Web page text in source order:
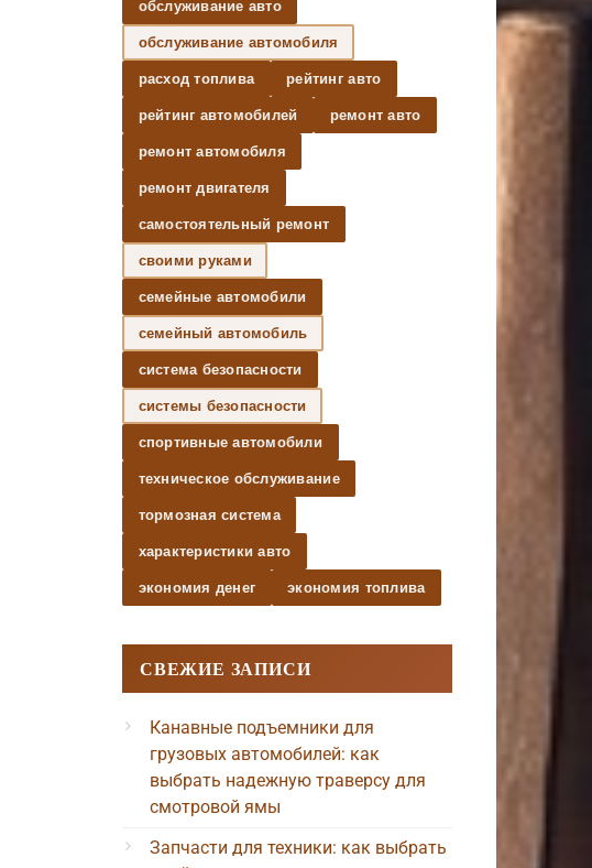
обслуживание авто
обслуживание автомобиля
расход топлива рейтинг авто
рейтинг автомобилей ремонт авто
ремонт автомобиля
ремонт двигателя
самостоятельный ремонт
своими руками
семейные автомобили
семейный автомобиль
система безопасности
системы безопасности
спортивные автомобили
техническое обслуживание
тормозная система
характеристики авто
экономия денег экономия топлива
СВЕЖИЕ ЗАПИСИ
Канавные подъемники для
грузовых автомобилей: как
выбрать надежную траверсу для
смотровой ямы
Запчасти для техники: как выбрать